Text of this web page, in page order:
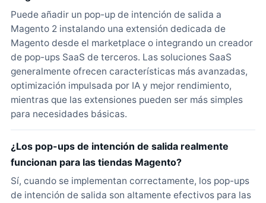
Puede añadir un pop-up de intención de salida a
Magento 2 instalando una extensión dedicada de
Magento desde el marketplace o integrando un creador
de pop-ups SaaS de terceros. Las soluciones SaaS
generalmente ofrecen características más avanzadas,
optimización impulsada por IA y mejor rendimiento,
mientras que las extensiones pueden ser más simples
para necesidades básicas.
¿Los pop-ups de intención de salida realmente
funcionan para las tiendas Magento?
Sí, cuando se implementan correctamente, los pop-ups
de intención de salida son altamente efectivos para las